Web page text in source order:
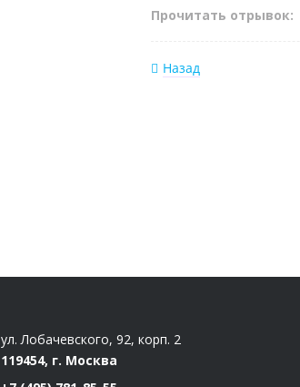
Прочитать отрывок:
Назад
ул. Лобачевского, 92, корп. 2
119454, г. Москва